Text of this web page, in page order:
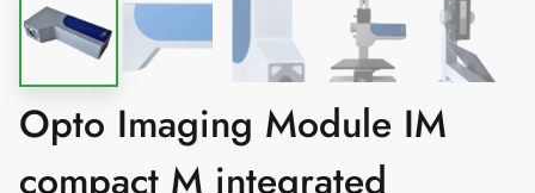
Opto Imaging Module IM
compact M integrated